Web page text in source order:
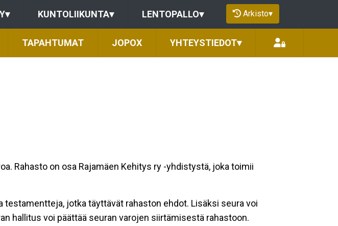
▾ KUNTOLIIKUNTA▾ LENTOPALLO▾ Arkisto▾
TAPAHTUMAT JOPOX YHTEYSTIEDOT▾
Rahasto on osa Rajamäen Kehitys ry -yhdistystä, joka toimii
jotka täyttävät rahaston ehdot. Lisäksi seura voi
hallitus voi päättää seuran varojen siirtämisestä rahastoon.